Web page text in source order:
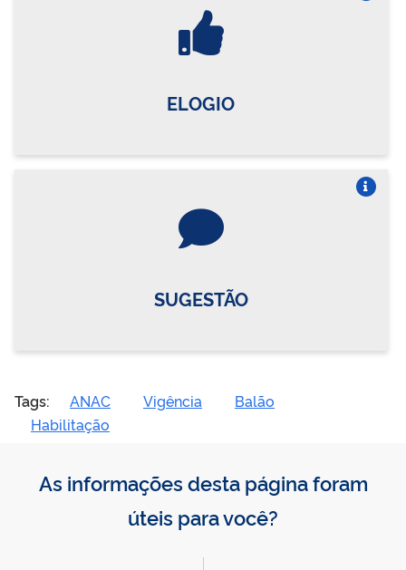
ELOGIO
SUGESTÃO
Tags: ANAC Vigência
Balão
Habilitação
As informações desta página foram
úteis para você?